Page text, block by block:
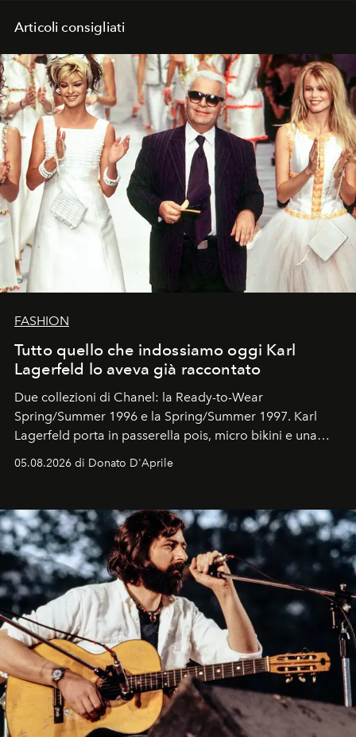
Articoli consigliati
FASHION
Tutto quello che indossiamo oggi Karl
Lagerfeld lo aveva già raccontato
Due collezioni di Chanel: la Ready-to-Wear
Spring/Summer 1996 e la Spring/Summer 1997. Karl
Lagerfeld porta in passerella pois, micro bikini e una
logomania pensata per la spiaggia
Kate, Claudia e Carla una dietro l'altra. Trent'anni dopo,
uno dei documenti più contemporanei che abbiamo.
05.08.2026 di Donato D'Aprile